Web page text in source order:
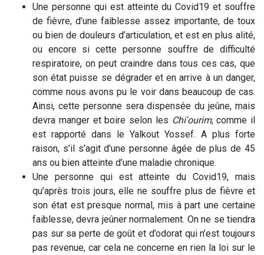
Une personne qui est atteinte du Covid19 et souffre
de fièvre, d’une faiblesse assez importante, de toux
ou bien de douleurs d’articulation, et est en plus alité,
ou encore si cette personne souffre de difficulté
respiratoire, on peut craindre dans tous ces cas, que
son état puisse se dégrader et en arrive à un danger,
comme nous avons pu le voir dans beaucoup de cas.
Ainsi, cette personne sera dispensée du jeûne, mais
devra manger et boire selon les Chi'ourim, comme il
est rapporté dans le Yalkout Yossef. A plus forte
raison, s’il s’agit d’une personne âgée de plus de 45
ans ou bien atteinte d’une maladie chronique.
Une personne qui est atteinte du Covid19, mais
qu’après trois jours, elle ne souffre plus de fièvre et
son état est presque normal, mis à part une certaine
faiblesse, devra jeûner normalement. On ne se tiendra
pas sur sa perte de goût et d’odorat qui n’est toujours
pas revenue, car cela ne concerne en rien la loi sur le